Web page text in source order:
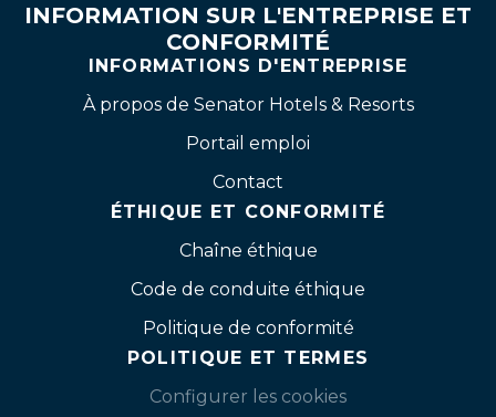
INFORMATION SUR L'ENTREPRISE ET
CONFORMITÉ
INFORMATIONS D'ENTREPRISE
À propos de Senator Hotels & Resorts
Portail emploi
Contact
ÉTHIQUE ET CONFORMITÉ
Chaîne éthique
Code de conduite éthique
Politique de conformité
POLITIQUE ET TERMES
Configurer les cookies